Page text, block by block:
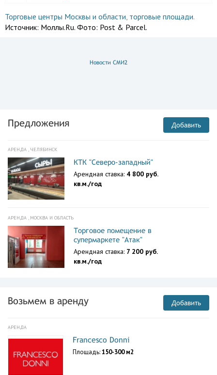
Торговые центры Москвы и области торговые площади.
Источник: Моллы.Ru. Фото: Post & Parcel.
Новости СМИ2
Предложения Добавить
АРЕНДА , ЧЕЛЯБИНСК
КТК "Северо-западный"
Арендная ставка: 4 800 руб.
кв.м./год
АРЕНДА , МОСКВА И ОБЛАСТЬ
Торговое помещение в
супермаркете "Атак"
Арендная ставка: 7 200 руб.
кв.м./год
Возьмем в аренду Добавить
АРЕНДА
Francesco Donni
Площадь:150-300 м2